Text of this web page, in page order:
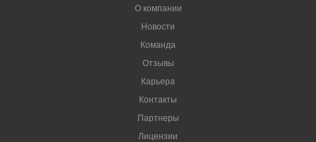
О компании
Новости
Команда
Отзывы
Карьера
Контакты
Партнеры
Лицензии